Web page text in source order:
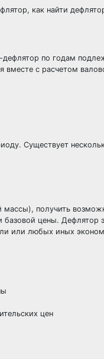
как найти
дефлятор по годам
с расчетом
Существует
массы), получить
цены. Дефлятор
или любых иных
цен